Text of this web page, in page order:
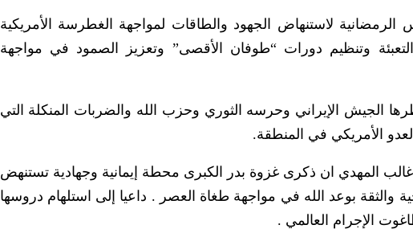
لاستنهاض الجهود والطاقات لمواجهة الغطرسة الأمريكية
وتنظيم دورات “طوفان الأقصى” وتعزيز الصمود في مواجهة
الجيش الإيراني وحرسه الثوري وحزب الله والضربات المنكلة التي
الأمريكي في المنطقة.
المهدي ان ذكرى غزوة بدر الكبرى محطة إيمانية وجهادية تستنهض
والثقة بوعد الله في مواجهة طغاة العصر . داعيا إلى استلهام دروسها
الإجرام العالمي .